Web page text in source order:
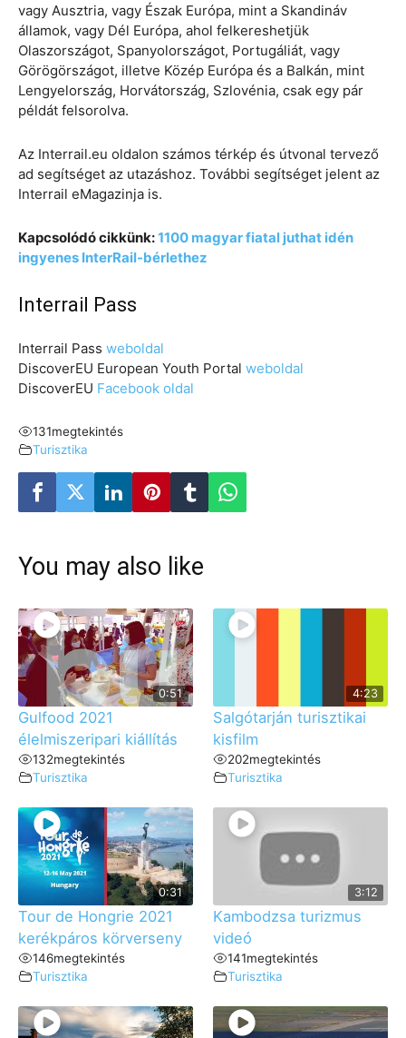
vagy Ausztria, vagy Észak Európa, mint a Skandináv
államok, vagy Dél Európa, ahol felkereshetjük
Olaszországot, Spanyolországot, Portugáliát, vagy
Görögörszágot, illetve Közép Európa és a Balkán, mint
Lengyelország, Horvátország, Szlovénia, csak egy pár
példát felsorolva.
Az Interrail.eu oldalon számos térkép és útvonal tervező
ad segítséget az utazáshoz. További segítséget jelent az
Interrail eMagazinja is.
Kapcsolódó cikkünk:1100 magyar fiatal juthat idén
ingyenes InterRail-bérlethez
Interrail Pass
Interrail Pass weboldal
DiscoverEU European Youth Portal weboldal
DiscoverEU Facebook oldal
131megtekintés
Turisztika
You may also like
0:51
Gulfood 2021
élelmiszeripari kiállítás
132megtekintés
Turisztika
4:23
Salgótarján turisztikai
kisfilm
202megtekintés
Turisztika
0:31
Tour de Hongrie 2021
kerékpáros körverseny
146megtekintés
Turisztika
3:12
Kambodzsa turizmus
videó
141megtekintés
Turisztika